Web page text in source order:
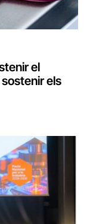
el
els